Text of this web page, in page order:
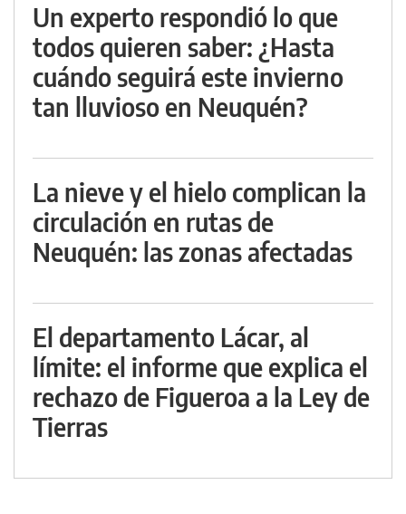
Un experto respondió lo que
todos quieren saber: ¿Hasta
cuándo seguirá este invierno
tan lluvioso en Neuquén?
La nieve y el hielo complican la
circulación en rutas de
Neuquén: las zonas afectadas
El departamento Lácar, al
límite: el informe que explica el
rechazo de Figueroa a la Ley de
Tierras